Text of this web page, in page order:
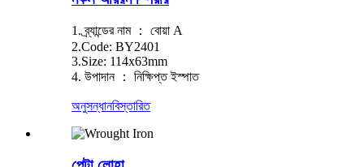
1. ব্র্যান্ডের নাম ： বোয়া A
2.Code: BY2401
3.Size: 114x63mm
4. উপাদান ： নিক্ষিপ্ত ইস্পাত
অনুসন্ধানবিস্তারিত